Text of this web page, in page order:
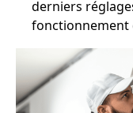
derniers
fonctionnement